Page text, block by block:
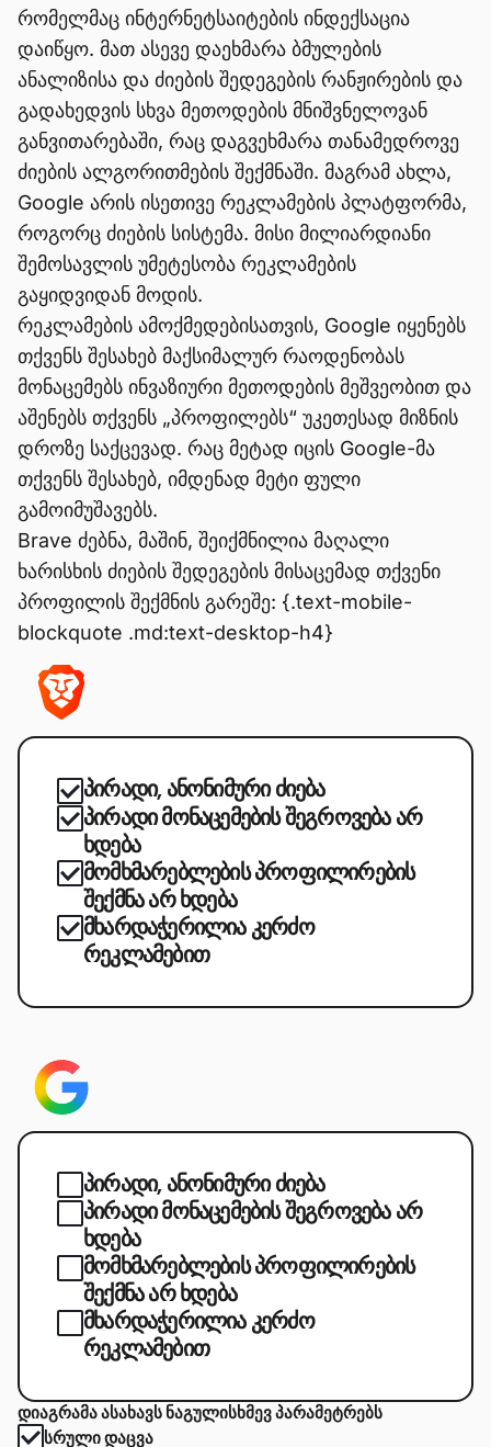
რომელმაც ინტერნეტსაიტების ინდექსაცია
დაიწყო. მათ ასევე დაეხმარა ბმულების
ანალიზისა და ძიების შედეგების რანჟირების და
გადახედვის სხვა მეთოდების მნიშვნელოვან
განვითარებაში, რაც დაგვეხმარა თანამედროვე
ძიების ალგორითმების შექმნაში. მაგრამ ახლა,
Google არის ისეთივე რეკლამების პლატფორმა,
როგორც ძიების სისტემა. მისი მილიარდიანი
შემოსავლის უმეტესობა რეკლამების
გაყიდვიდან მოდის.
რეკლამების ამოქმედებისათვის, Google იყენებს
თქვენს შესახებ მაქსიმალურ რაოდენობას
მონაცემებს ინვაზიური მეთოდების მეშვეობით და
აშენებს თქვენს „პროფილებს“ უკეთესად მიზნის
დროზე საქცევად. რაც მეტად იცის Google-მა
თქვენს შესახებ, იმდენად მეტი ფული
გამოიმუშავებს.
Brave ძებნა, მაშინ, შეიქმნილია მაღალი
ხარისხის ძიების შედეგების მისაცემად თქვენი
პროფილის შექმნის გარეშე: {.text-mobile-
blockquote .md:text-desktop-h4}
პირადი, ანონიმური ძიება
პირადი მონაცემების შეგროვება არ
ხდება
მომხმარებლების პროფილირების
შექმნა არ ხდება
მხარდაჭერილია კერძო
რეკლამებით
პირადი, ანონიმური ძიება
პირადი მონაცემების შეგროვება არ
ხდება
მომხმარებლების პროფილირების
შექმნა არ ხდება
მხარდაჭერილია კერძო
რეკლამებით
ᲓᲘᲐᲒᲠᲐᲛᲐ ᲐᲡᲐᲮᲐᲕᲡ ᲜᲐᲒᲣᲚᲘᲡᲮᲛᲔᲕ ᲞᲐᲠᲐᲛᲔᲢᲠᲔᲑᲡ
ᲡᲠᲣᲚᲘ ᲓᲐᲪᲕᲐ